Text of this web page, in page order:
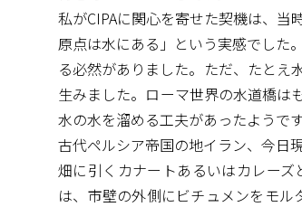
私がCIPAに関心を寄せた契機は、
原点は水にある」という実感でした
る必然がありました。ただ、たとえ
生みました。ローマ世界の水道橋は
水の水を溜める工夫があったようです
古代ペルシア帝国の地イラン、今日
畑に引くカナートあるいはカレー
は、市壁の外側にビチュメンをモ